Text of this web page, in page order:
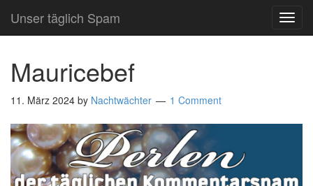
Unser täglich Spam
Mauricebef
11. März 2024 by Nachtwächter 1 Comment